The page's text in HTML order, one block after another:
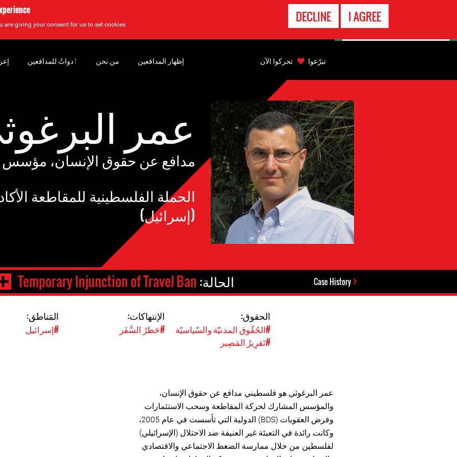
are giving your consent for us to set cookies. I AGREE
DECLINE
عمر
مدافع عن حقوق الإنسان، مؤسس
الحملة الفلسطينية للمقاطعة
(إسرائيل)
Case History الحالة:Temporary Injunction of Travel Ban
الحقوق:
#الحُقُوق المدنيّة والسّياسيّة
#تَقرِيرُ المَصِير
الإنتهاكات:
#حَظرُ السَّفَر
المَناطق:
#إسرائيل
عمر البرغوثي هو فلسطيني مدافع عن حقوق الإنسان،
والمؤسس المشارك لحركة المقاطعة وسحب الاستثمارات
وفرض العقوبات (BDS) الدولية التي تأسست في عام 2005،
وكانت رائدة في التعبئة غير العنيفة ضد الاحتلال (الإسرائيلي)
لفلسطين من خلال ممارسة الضغط الاجتماعي والاقتصادي
‏ٲدواتٌ للمدافعين من نحن إظهار المدافعين تبرّعوا تحركوا الآن
الاتصال
بالطوارىء